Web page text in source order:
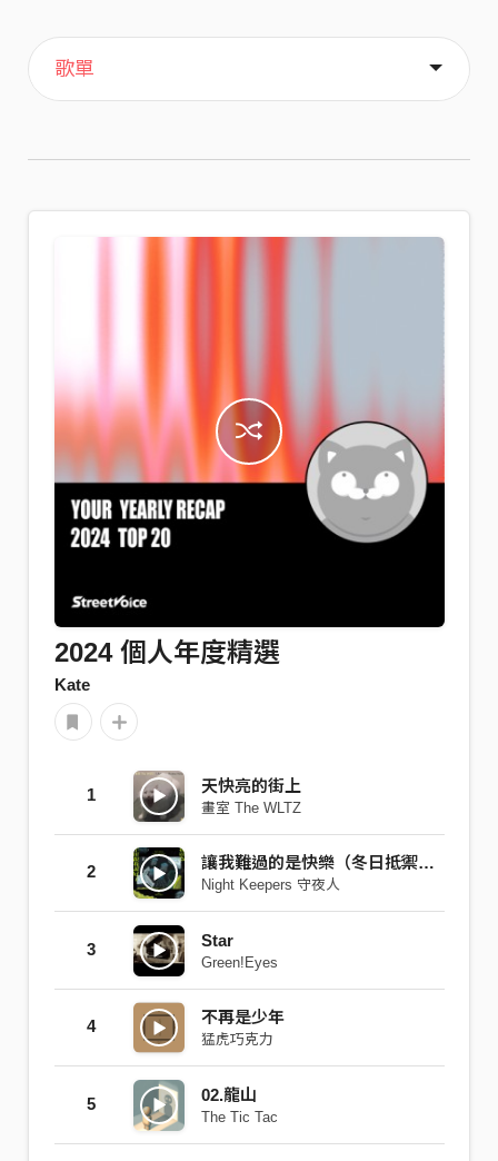
主頁
歌單
喜歡
關於
2024 個人年度精選
Kate
1 天快亮的街上
畫室 The WLTZ
2 讓我難過的是快樂（冬日抵禦節慶暖心版）
Night Keepers 守夜人
3 Star
Green!Eyes
4 不再是少年
猛虎巧克力
5 02.龍山
The Tic Tac